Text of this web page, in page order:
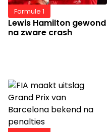
Formule 1
Lewis Hamilton gewond
na zware crash